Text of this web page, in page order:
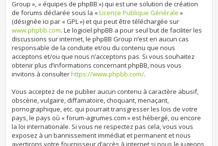
Group », « équipes de phpBB ») qui est une solution de création
de forums déclarée sous la «Licence Publique Générale »
(désignée ici par « GPL ») et qui peut être téléchargée sur
www.phpbb.com. Le logiciel phpBB a pour seul but de faciliter les
discussions sur internet, le phpBB Group n’est en aucun cas
responsable de la conduite et/ou du contenu que nous
acceptons et/ou que nous n’acceptons pas. Si vous souhaitez
obtenir plus d’informations concernant phpBB, nous vous
invitons à consulterhttps://www.phpbb.com/.
Vous acceptez de ne publier aucun contenu à caractère abusif,
obscène, vulgaire, diffamatoire, choquant, menaçant,
pornographique, etc. qui pourrait transgresser les lois de votre
pays, le pays où « forum-agrumes.com » est hébergé, ou encore
la loi internationale. Si vous ne respectez pas cela, vous vous
exposez à un bannissement immédiat et permanent et nous
avertirons votre fournisseur d’accès à internet si nous le jugeons